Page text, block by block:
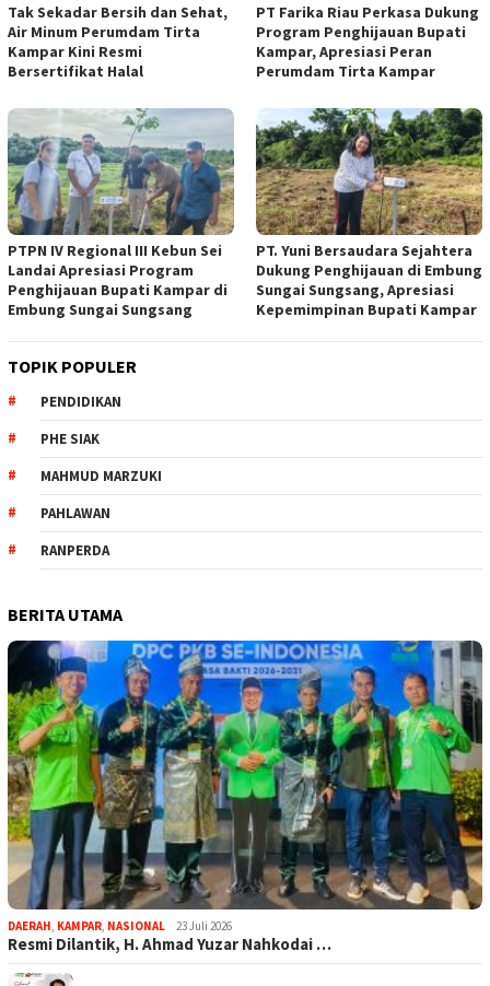
Tak Sekadar Bersih dan Sehat,
Air Minum Perumdam Tirta
Kampar Kini Resmi
Bersertifikat Halal
PT Farika Riau Perkasa Dukung
Program Penghijauan Bupati
Kampar, Apresiasi Peran
Perumdam Tirta Kampar
PTPN IV Regional III Kebun Sei
Landai Apresiasi Program
Penghijauan Bupati Kampar di
Embung Sungai Sungsang
PT. Yuni Bersaudara Sejahtera
Dukung Penghijauan di Embung
Sungai Sungsang, Apresiasi
Kepemimpinan Bupati Kampar ‎
TOPIK POPULER
PENDIDIKAN
PHE SIAK
MAHMUD MARZUKI
PAHLAWAN
RANPERDA
BERITA UTAMA
DAERAH KAMPAR NASIONAL 23 Juli 2026
Resmi Dilantik, H. Ahmad Yuzar Nahkodai …